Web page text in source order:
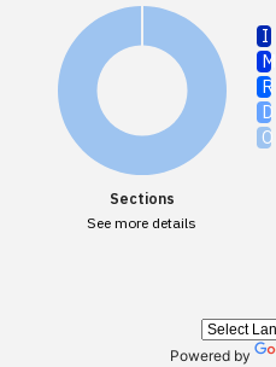
Sections
See more details
Powered by